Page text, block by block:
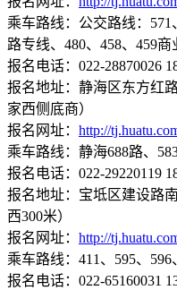
乘车路线：公交路线：571
路专线、480、458、459
报名电话：022-28870026
报名地址：静海区东方红
家西侧底商）
报名网址： http://
乘车路线：静海688路、
报名电话：022-29220119
报名地址：宝坻区建设路
西300米）
报名网址： http://
乘车路线：411、595、
报名电话：022-65160031